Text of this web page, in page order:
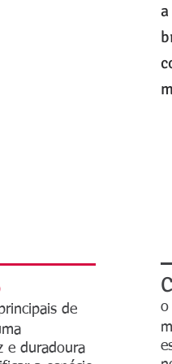
de
e duradoura
o